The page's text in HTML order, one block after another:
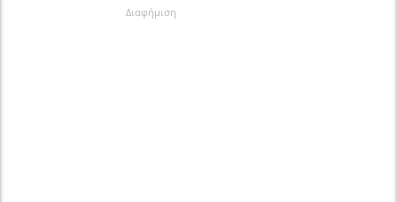
Διαφήμιση